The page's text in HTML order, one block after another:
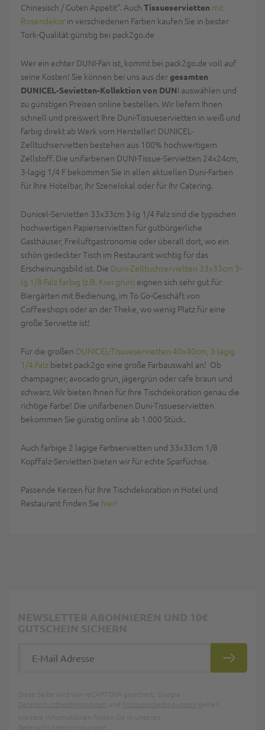
Chinesisch / Guten Appetit“. Auch Tissueservietten mit
Rosendekor in verschiedenen Farben kaufen Sie in bester
Tork-Qualität günstig bei pack2go.de
Wer ein echter DUNI-Fan ist, kommt bei pack2go.de voll auf
seine Kosten! Sie können bei uns aus der gesamten
DUNICEL-Sevietten-Kollektion von DUNI auswählen und
zu günstigen Preisen online bestellen. Wir liefern Ihnen
schnell und preiswert Ihre Duni-Tissueservietten in weiß und
farbig direkt ab Werk vom Hersteller! DUNICEL-
Zelltuchservietten bestehen aus 100% hochwertigem
Zellstoff. Die unifarbenen DUNI-Tissue-Servietten 24x24cm,
3-lagig 1/4 F bekommen Sie in allen aktuellen Duni-Farben
für Ihre Hotelbar, Ihr Szenelokal oder für Ihr Catering.
Dunicel-Servietten 33x33cm 3-lg 1/4 Falz sind die typischen
hochwertigen Papierservietten für gutbürgerliche
Gasthäuser, Freiluftgastronomie oder überall dort, wo ein
schön gedeckter Tisch im Restaurant wichtig für das
Erscheinungsbild ist. Die Duni-Zelltuchservietten 33x33cm 3-
lg 1/8 Falz farbig (z.B. Kiwi grün) eignen sich sehr gut für
Biergärten mit Bedienung, im To Go-Geschäft von
Coffeeshops oder an der Theke, wo wenig Platz für eine
große Serviette ist!
Für die großen DUNICEL-Tissueservietten 40x40cm, 3-lagig
1/4 Falz bietet pack2go eine große Farbauswahl an! Ob
champagner, avocado grün, jägergrün oder cafe braun und
schwarz. WIr bieten Ihnen für Ihre Tischdekoration genau die
richtige Farbe! Die unifarbenen Duni-Tissueservietten
bekommen Sie günstig online ab 1.000 Stück.
Auch farbige 2 lagige Farbservietten und 33x33cm 1/8
Kopffalz-Servietten bieten wir für echte Sparfüchse.
Passende Kerzen für Ihre Tischdekoration in Hotel und
Restaurant finden Sie hier!